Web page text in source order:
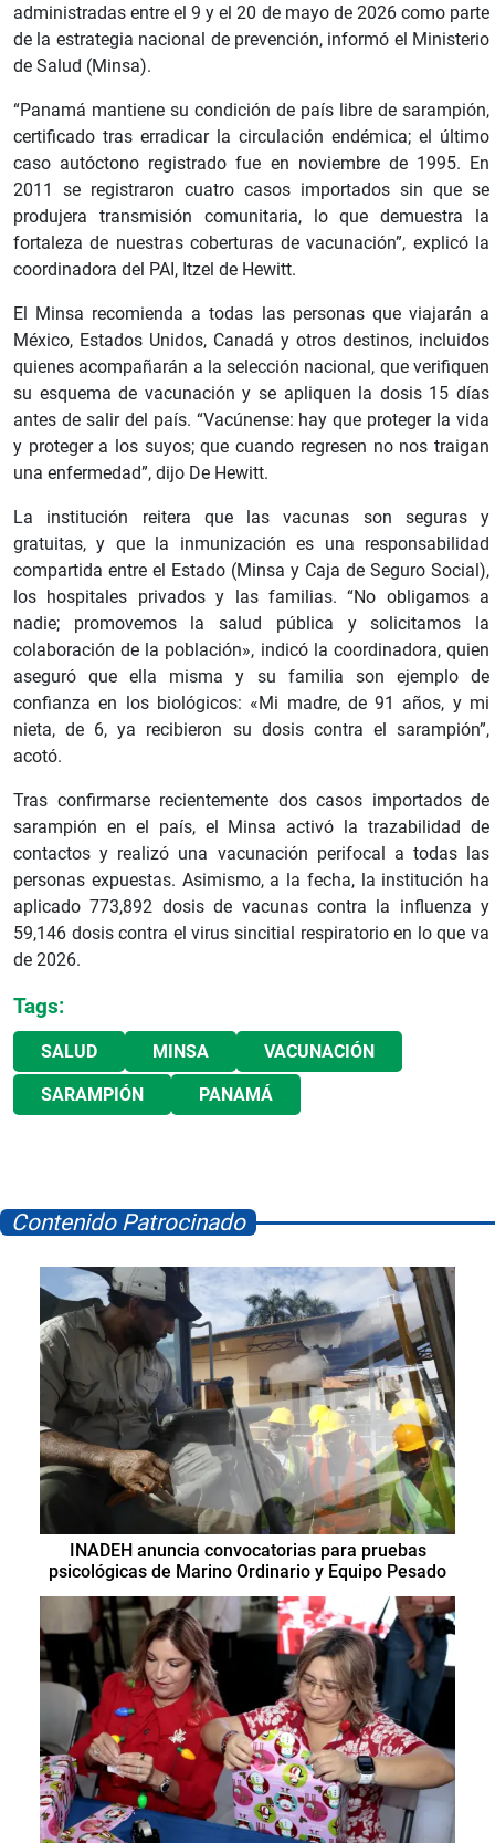
administradas entre el 9 y el 20 de mayo de 2026 como parte
de la estrategia nacional de prevención, informó el Ministerio
de Salud (Minsa).
“Panamá mantiene su condición de país libre de sarampión,
certificado tras erradicar la circulación endémica; el último
caso autóctono registrado fue en noviembre de 1995. En
2011 se registraron cuatro casos importados sin que se
produjera transmisión comunitaria, lo que demuestra la
fortaleza de nuestras coberturas de vacunación”, explicó la
coordinadora del PAI, Itzel de Hewitt.
El Minsa recomienda a todas las personas que viajarán a
México, Estados Unidos, Canadá y otros destinos, incluidos
quienes acompañarán a la selección nacional, que verifiquen
su esquema de vacunación y se apliquen la dosis 15 días
antes de salir del país. “Vacúnense: hay que proteger la vida
y proteger a los suyos; que cuando regresen no nos traigan
una enfermedad”, dijo De Hewitt.
La institución reitera que las vacunas son seguras y
gratuitas, y que la inmunización es una responsabilidad
compartida entre el Estado (Minsa y Caja de Seguro Social),
los hospitales privados y las familias. “No obligamos a
nadie; promovemos la salud pública y solicitamos la
colaboración de la población», indicó la coordinadora, quien
aseguró que ella misma y su familia son ejemplo de
confianza en los biológicos: «Mi madre, de 91 años, y mi
nieta, de 6, ya recibieron su dosis contra el sarampión”,
acotó.
Tras confirmarse recientemente dos casos importados de
sarampión en el país, el Minsa activó la trazabilidad de
contactos y realizó una vacunación perifocal a todas las
personas expuestas. Asimismo, a la fecha, la institución ha
aplicado 773,892 dosis de vacunas contra la influenza y
59,146 dosis contra el virus sincitial respiratorio en lo que va
de 2026.
Tags:
SALUD MINSA VACUNACIÓN
SARAMPIÓN PANAMÁ
Contenido Patrocinado
INADEH anuncia convocatorias para pruebas
psicológicas de Marino Ordinario y Equipo Pesado